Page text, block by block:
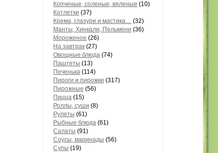
Копченые, соленые, вяленые (10)
Котлетки (37)
Крема, глазури и мастика.... (32)
Манты, Хинкали, Пельмени (36)
Мороженое (26)
На завтрак (27)
Овощные блюда (74)
Паштеты (13)
Печенька (114)
Пироги и пирожки (317)
Пирожные (56)
Пицца (15)
Роллы, суши (8)
Рулеты (61)
Рыбные блюда (61)
Салаты (91)
Соусы, маринады (56)
Супы (19)